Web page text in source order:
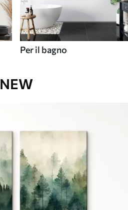
Per il bagno
NEW